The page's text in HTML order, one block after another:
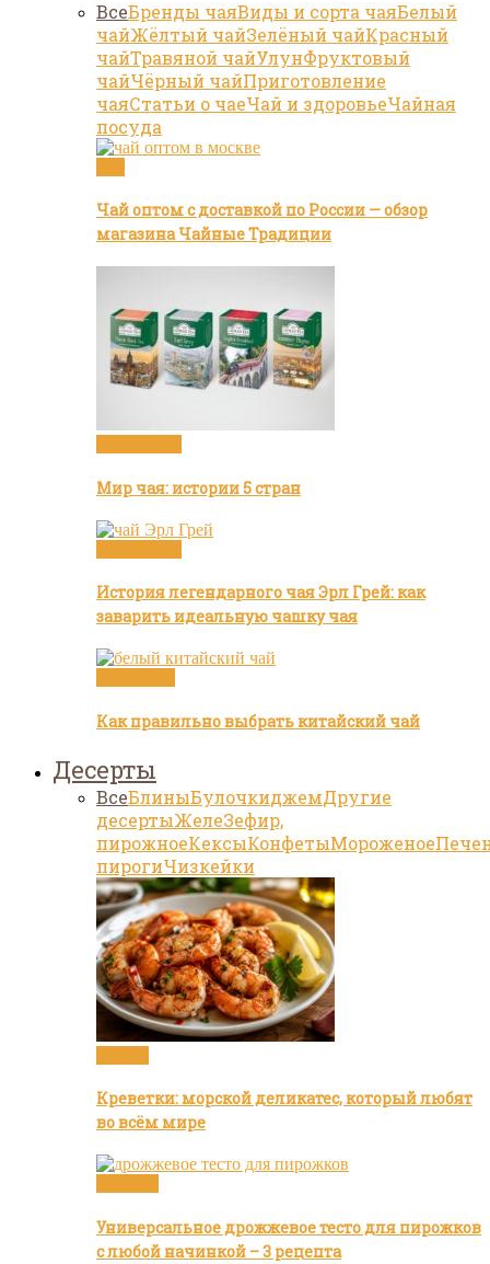
ВсеБренды чаяВиды и сорта чаяБелый
чайЖёлтый чайЗелёный чайКрасный
чайТравяной чайУлунФруктовый
чайЧёрный чайПриготовление
чаяСтатьи о чаеЧай и здоровьеЧайная
посуда
Чай оптом с доставкой по России — обзор
магазина Чайные Традиции
Мир чая: истории 5 стран
История легендарного чая Эрл Грей: как
заварить идеальную чашку чая
Как правильно выбрать китайский чай
Десерты
ВсеБлиныБулочкиджемДругие
десертыЖелеЗефир,
пирожноеКексыКонфетыМороженое
пирогиЧизкейки
Креветки: морской деликатес, который любят
во всём мире
Универсальное дрожжевое тесто для пирожков
с любой начинкой – 3 рецепта